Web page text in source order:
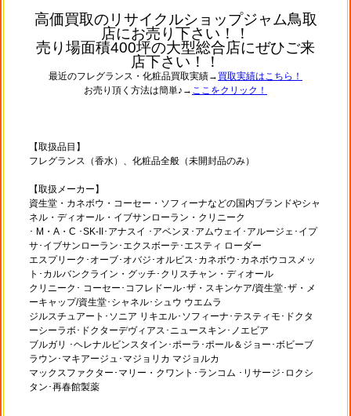
高価買取のリサイクルショップジャム鳥取
店にお売り下さい！！
売り場面積400坪の大型総合店にぜひご来
店下さい！！
最近のフレグランス・化粧品買取実績→ 買取実績はこちら！
お売り頂く方法は簡単♪→ ここをクリック！
【取扱品目】
フレグランス（香水）、化粧品全般（未開封品のみ）
【取扱メーカー】
資生堂・カネボウ・コーセー・ソフィーナなどの国内ブランドやシャ
ネル・ディオール・イブサンローラン・クリニーク
･ M・A・C ･SK-II･アナスイ ･アベンヌ･アムウェイ･アルージェ･イプ
サ･イブサンローラン･エクスボーテ･エスティ ローダー
エスプリーク･オーブ･オバジ･オルビス･カネボウ･カネボウコスメッ
ト･カルバンクライン・グッチ･クリスチャン・ディオール
クリニーク･ コーセー･コフレドール･ザ・スキンケア/資生堂･ザ・メ
ーキャップ/資生堂･シャネル･シュウ ウエムラ
ジルスチュアート･ソニア リキエル･ソフィーナ･テスティモ･ドクタ
ーシーラボ･ドクターデヴィアス･ニュースキン･ノエビア
ブルガリ ･ヘレナルビンスタイン･ポーラ･ポール＆ジョー･ボビーブ
ラウン･マキアージュ･マジョリカ マジョルカ
マックスファクター･マリー・クワント･ランコム ･リサージ･ロクシ
タン･再春館製薬